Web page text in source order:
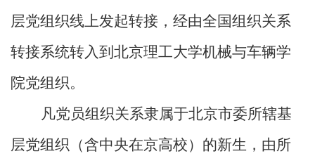
层党组织线上发起转接，经由全国组织关系
转接系统转入到北京理工大学机械与车辆学
院党组织。
凡党员组织关系隶属于北京市委所辖基
层党组织（含中央在京高校）的新生，由所